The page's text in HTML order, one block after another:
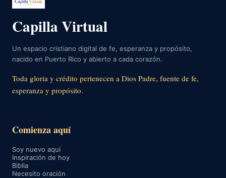
Capilla Virtual
Un espacio cristiano digital de fe, esperanza y propósito,
nacido en Puerto Rico y abierto a cada corazón.
Toda gloria y crédito pertenecen a Dios Padre, fuente de fe,
esperanza y propósito.
Comienza aquí
Soy nuevo aquí
Inspiración de hoy
Biblia
Necesito oración